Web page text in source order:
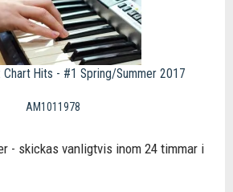
Chart Hits - #1 Spring/Summer 2017
AM1011978
- skickas vanligtvis inom 24 timmar i